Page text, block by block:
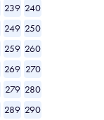
239 240
249 250
259 260
269 270
279 280
289 290